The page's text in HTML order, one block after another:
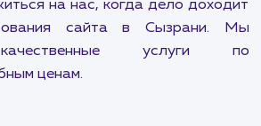
чтобы ваш сайт
Мы также работаем
верстки
кеширования,